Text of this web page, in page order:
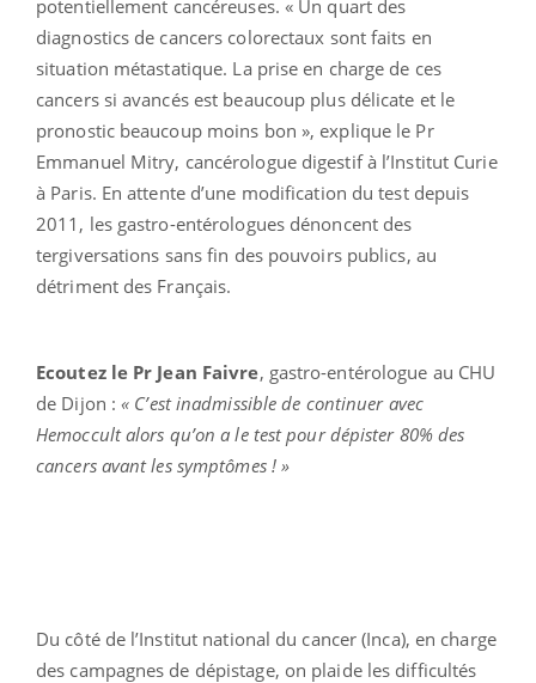
potentiellement cancéreuses. « Un quart des
diagnostics de cancers colorectaux sont faits en
situation métastatique. La prise en charge de ces
cancers si avancés est beaucoup plus délicate et le
pronostic beaucoup moins bon », explique le Pr
Emmanuel Mitry, cancérologue digestif à l’Institut Curie
à Paris. En attente d’une modification du test depuis
2011, les gastro-entérologues dénoncent des
tergiversations sans fin des pouvoirs publics, au
détriment des Français.
Ecoutez le Pr Jean Faivre, gastro-entérologue au CHU
de Dijon :« C’est inadmissible de continuer avec
Hemoccult alors qu’on a le test pour dépister 80% des
cancers avant les symptômes ! »
Du côté de l’Institut national du cancer (Inca), en charge
des campagnes de dépistage, on plaide les difficultés